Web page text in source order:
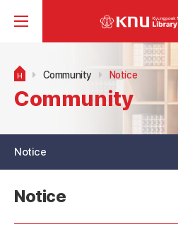
H Community Notice
Community
Notice
Notice